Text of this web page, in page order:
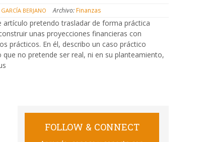
BERJANO Archivo:Finanzas
artículo pretendo trasladar de forma práctica
unas proyecciones financieras con
prácticos. En él, describo un caso práctico
que no pretende ser real, ni en su planteamiento,
FOLLOW & CONNECT